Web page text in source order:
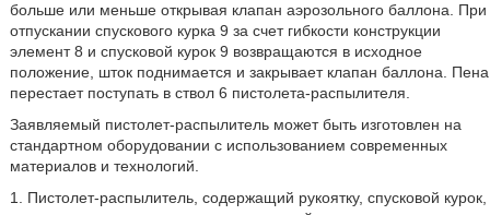
больше или меньше открывая клапан аэрозольного баллона. При
отпускании спускового курка 9 за счет гибкости конструкции
элемент 8 и спусковой курок 9 возвращаются в исходное
положение, шток поднимается и закрывает клапан баллона. Пена
перестает поступать в ствол 6 пистолета-распылителя.
Заявляемый пистолет-распылитель может быть изготовлен на
стандартном оборудовании с использованием современных
материалов и технологий.
1. Пистолет-распылитель, содержащий рукоятку, спусковой курок,